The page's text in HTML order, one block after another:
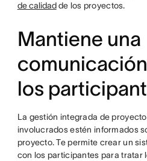
de calidadde los proyectos.
Mantiene una
los
La gestión integrada de
involucrados estén informados
proyecto. Te permite crear un
con los participantes para tratar